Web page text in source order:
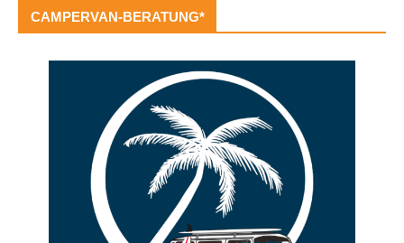
CAMPERVAN-BERATUNG*